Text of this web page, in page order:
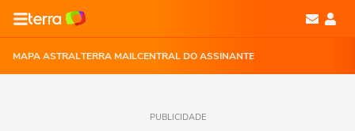
MAPA ASTRALTERRA MAILCENTRAL DO ASSINANTE
PUBLICIDADE